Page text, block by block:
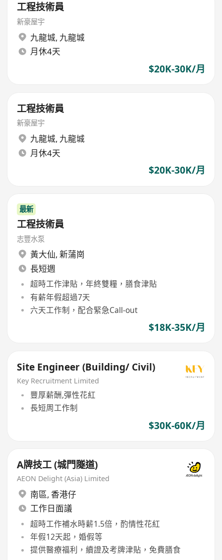
工程技術員
新豪屋宇
九龍城, 九龍城
月休4天
$20K-30K/月
工程技術員
新豪屋宇
九龍城, 九龍城
月休4天
$20K-30K/月
最新
工程技術員
志豐水泵
黃大仙, 新蒲崗
長短週
超時工作津貼，年終雙糧，膳食津貼
有薪年假超過7天
六天工作制，配合緊急Call-out
$18K-35K/月
Site Engineer (Building/ Civil)
Key Recruitment Limited
豐厚薪酬,彈性花紅
長短周工作制
$30K-60K/月
A牌技工 (城門隧道)
AEON Delight (Asia) Limited
南區, 香港仔
工作日面議
超時工作補水時薪1.5倍，酌情性花紅
年假12天起，婚假等
提供醫療福利，續證及考牌津貼，免費膳食